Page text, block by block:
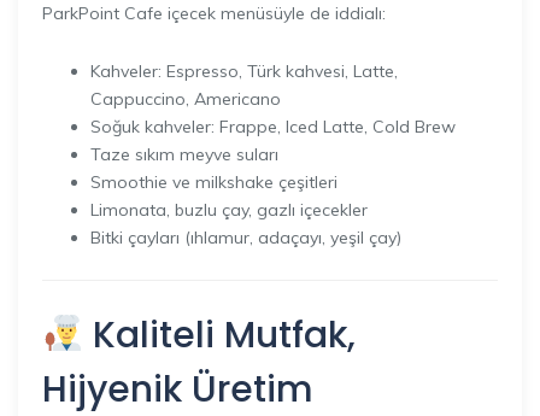
ParkPoint Cafe içecek menüsüyle de iddialı:
Kahveler: Espresso, Türk kahvesi, Latte,
Cappuccino, Americano
Soğuk kahveler: Frappe, Iced Latte, Cold Brew
Taze sıkım meyve suları
Smoothie ve milkshake çeşitleri
Limonata, buzlu çay, gazlı içecekler
Bitki çayları (ıhlamur, adaçayı, yeşil çay)
Kaliteli Mutfak,
Hijyenik Üretim